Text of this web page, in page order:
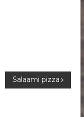
Salaami pizza